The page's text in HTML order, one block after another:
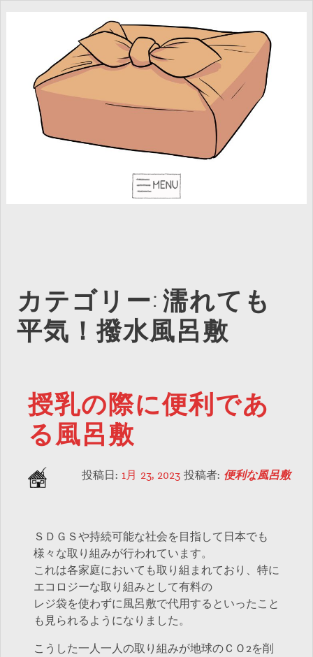
カテゴリー: 濡れても
平気！撥水風呂敷
授乳の際に便利であ
る風呂敷
投稿日: 1月 23, 2023 投稿者: 便利な風呂敷
ＳＤＧＳや持続可能な社会を目指して日本でも
様々な取り組みが行われています。
これは各家庭においても取り組まれており、特に
エコロジーな取り組みとして有料の
レジ袋を使わずに風呂敷で代用するといったこと
も見られるようになりました。
こうした一人一人の取り組みが地球のＣＯ2を削